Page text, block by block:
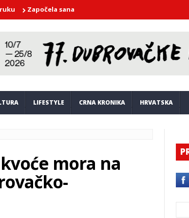
Započela sanacija i obnova sportskog terena Zlatni potok
LIFESTYLE CRNA KRONIKA HRVATSKA
mora na